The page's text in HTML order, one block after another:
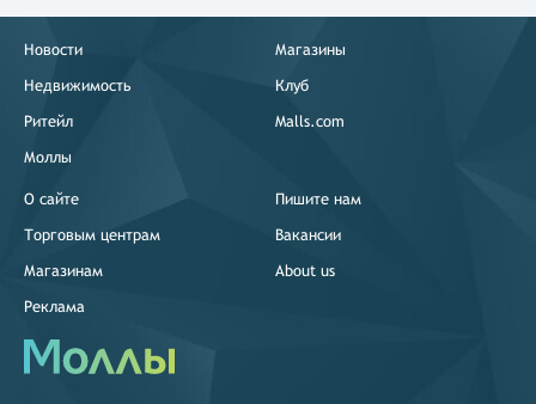
Новости
Недвижимость
Ритейл
Моллы
Магазины
Клуб
Malls.com
О сайте
Торговым центрам
Магазинам
Реклама
Пишите нам
Вакансии
About us